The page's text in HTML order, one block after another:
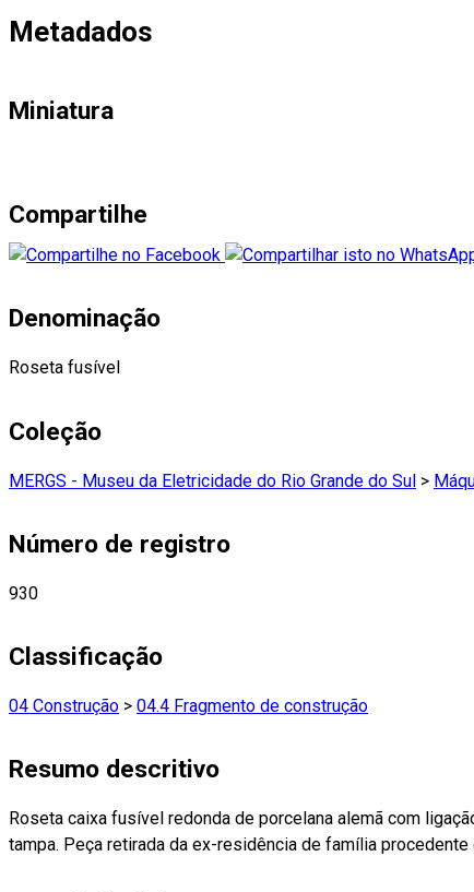
Metadados
Miniatura
Compartilhe
Denominação
Roseta fusível
Coleção
MERGS - Museu da Eletricidade do Rio Grande do Sul >
Número de registro
930
Classificação
04 Construção > 04.4 Fragmento de construção
Resumo descritivo
Roseta caixa fusível redonda de porcelana alemã com ligação
tampa. Peça retirada da ex-residência de família procedente